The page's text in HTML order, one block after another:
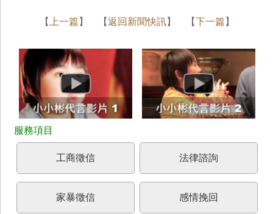
【 上一篇 】 【返回新聞快訊】 【下一篇 】
工商徵信 法律諮詢
家暴徵信 感情挽回